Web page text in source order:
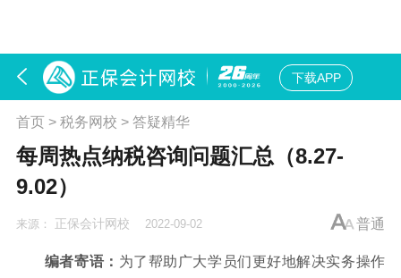
下载APP
首页> 税务网校 > 答疑精华
每周热点纳税咨询问题汇总（8.27-
9.02）
来源： 正保会计网校 2022-09-02 普通
编者寄语： 为了帮助广大学员们更好地解决实务操作